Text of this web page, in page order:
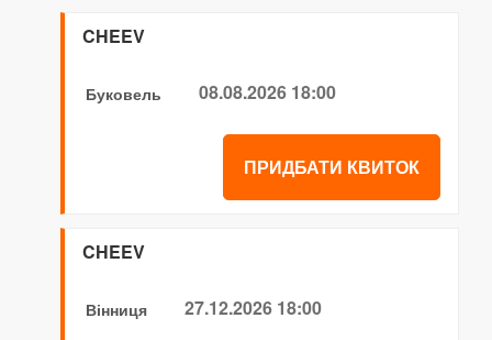
CHEEV
Буковель 08.08.2026 18:00
ПРИДБАТИ КВИТОК
CHEEV
Вінниця 27.12.2026 18:00